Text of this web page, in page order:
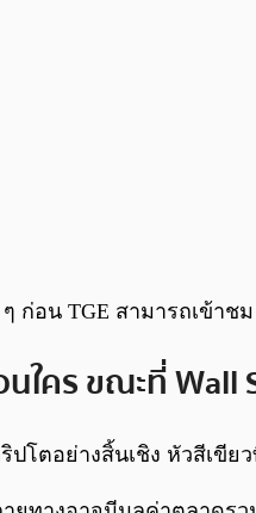
น TGE สามารถเข้าชม
ใคร ขณะที่
ปโตอย่างสิ้นเชิง หัวสีเ